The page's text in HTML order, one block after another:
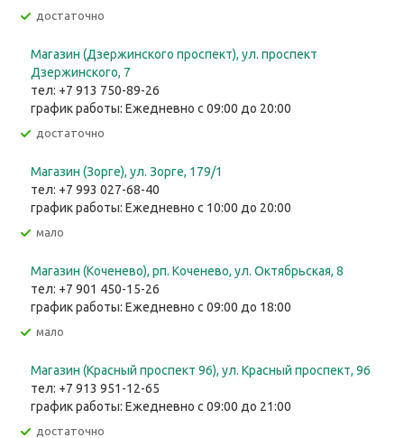
Достаточно
Магазин (Дзержинского проспект), ул. проспект
Дзержинского, 7
тел: +7 913 750-89-26
график работы: Ежедневно с 09:00 до 20:00
Достаточно
Магазин (Зорге), ул. Зорге, 179/1
тел: +7 993 027-68-40
график работы: Ежедневно с 10:00 до 20:00
Мало
Магазин (Коченево), рп. Коченево, ул. Октябрьская, 8
тел: +7 901 450-15-26
график работы: Ежедневно с 09:00 до 18:00
Мало
Магазин (Красный проспект 96), ул. Красный проспект, 96
тел: +7 913 951-12-65
график работы: Ежедневно с 09:00 до 21:00
Достаточно